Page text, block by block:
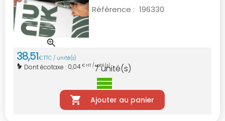
Référence : 196330
38,51€TTC / unité(s)
Dont écotaxe : 0,04€ HT / unité(s)
7unité(s)
Ajouter au panier